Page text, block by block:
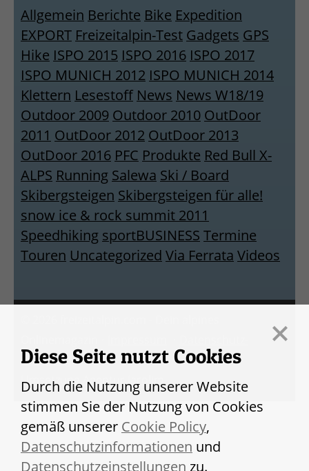
Allgemein Berichte Bike Expedition
EXPORT Freizeitalpin-Test Gadgets GPS
Hike ISPO 2015 ISPO 2016 ISPO 2017
ISPO MUNICH 2012 ISPO MUNICH 2014
Klettern Lesestoff News News W18/19
Outdoor 2009 Outdoor 2010 OutDoor
2011 OutDoor 2012 OutDoor 2013
OutDoor 2016 PFC Produkte Red Bull X-
ALPS Running Salewa Ski / Board
Skibergsteigen Skibergsteigen für alle!
snow ice & rock summit 2011
Speedhiking sportBUSINESS Termine
Touren Uncategorized Via Ferrata Videos
erklärung
Umsetzung
Agentur Jarolim
Diese Seite nutzt Cookies
Durch die Nutzung unserer Website
stimmen Sie der Nutzung von Cookies
gemäß unserer Cookie Policy,
Datenschutzinformationen und
Datenschutzeinstellungen zu.